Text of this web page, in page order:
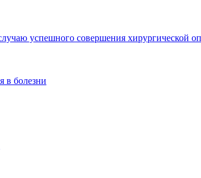
успешного совершения хирургической
в болезни